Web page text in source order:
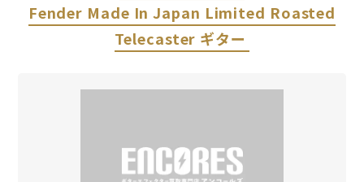
Fender Made In Japan Limited Roasted
Telecaster ギター